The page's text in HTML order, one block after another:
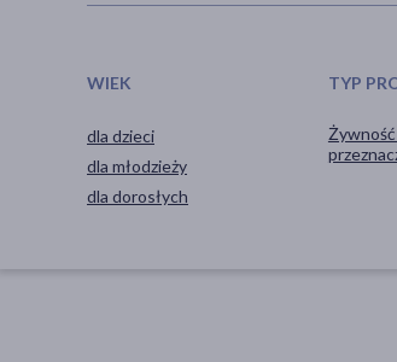
WIEK
dla dzieci
dla młodzieży
dla dorosłych
TYP